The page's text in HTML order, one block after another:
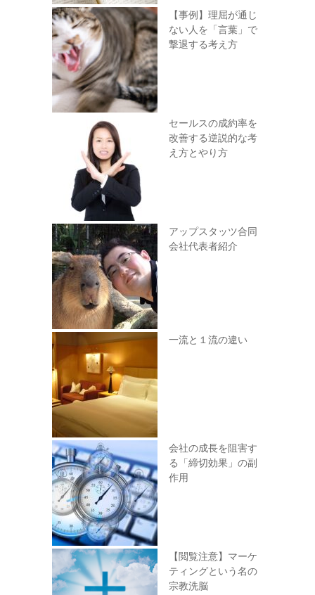
【事例】理屈が通じ
ない人を「言葉」で
撃退する考え方
セールスの成約率を
改善する逆説的な考
え方とやり方
アップスタッツ合同
会社代表者紹介
一流と１流の違い
会社の成長を阻害す
る「締切効果」の副
作用
【閲覧注意】マーケ
ティングという名の
宗教洗脳